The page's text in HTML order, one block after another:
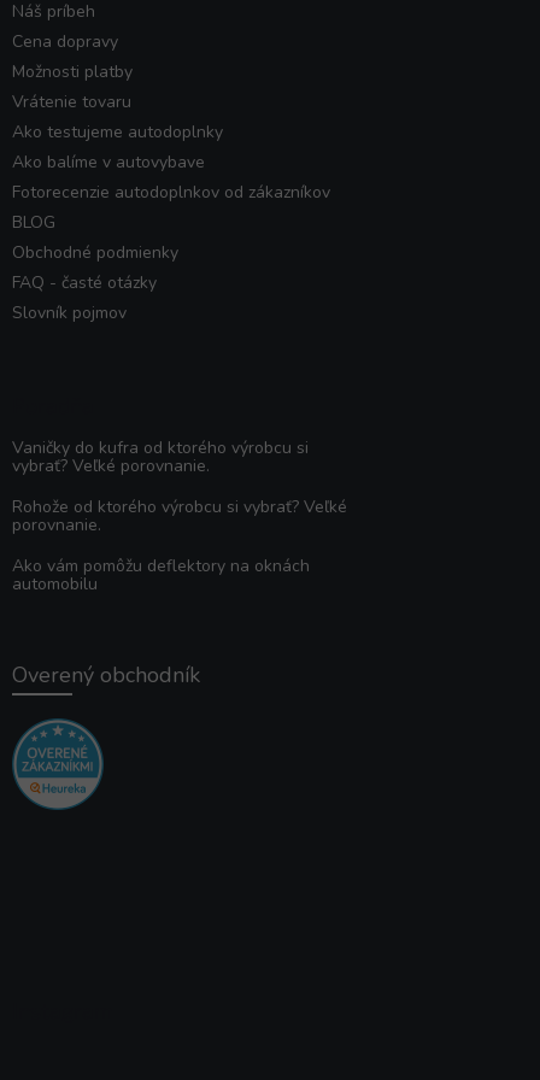
Náš príbeh
Cena dopravy
Možnosti platby
Vrátenie tovaru
Ako testujeme autodoplnky
Ako balíme v autovybave
Fotorecenzie autodoplnkov od zákazníkov
BLOG
Obchodné podmienky
FAQ - časté otázky
Slovník pojmov
Vaničky do kufra od ktorého výrobcu si
vybrať? Veľké porovnanie.
Rohože od ktorého výrobcu si vybrať? Veľké
porovnanie.
Ako vám pomôžu deflektory na oknách
automobilu
Overený obchodník